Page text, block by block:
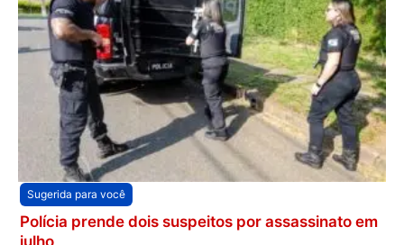
Sugerida para você
Polícia prende dois suspeitos por assassinato em